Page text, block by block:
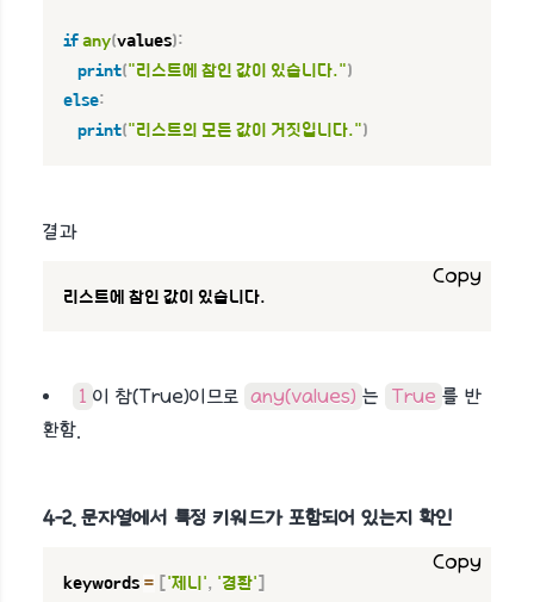
if any(values):
print("리스트에 참인 값이 있습니다.")
else:
print("리스트의 모든 값이 거짓입니다.")
결과
리스트에 참인 값이 있습니다.
Copy
1 이 참(True)이므로 any(values) 는 True 를 반
환함.
4-2. 문자열에서 특정 키워드가 포함되어 있는지 확인
keywords = '제니', '경환'
Copy